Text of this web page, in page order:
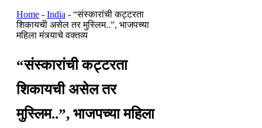
Home - India - “संस्कारांची कट्टरता
शिकायची असेल तर मुस्लिम..”, भाजपच्या
महिला मंत्र्याचे वक्तव्य
“संस्कारांची कट्टरता
शिकायची असेल तर
मुस्लिम..”, भाजपच्या महिला